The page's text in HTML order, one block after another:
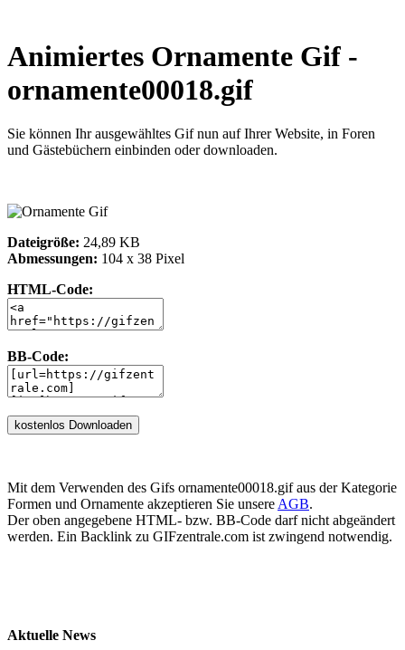
Animiertes Ornamente Gif -
ornamente00018.gif
Sie können Ihr ausgewähltes Gif nun auf Ihrer Website, in Foren
und Gästebüchern einbinden oder downloaden.
Dateigröße: 24,89 KB
Abmessungen: 104 x 38 Pixel
HTML-Code:
BB-Code:
Mit dem Verwenden des Gifs ornamente00018.gif aus der Kategorie
Formen und Ornamente akzeptieren Sie unsere AGB.
Der oben angegebene HTML- bzw. BB-Code darf nicht abgeändert
werden. Ein Backlink zu GIFzentrale.com ist zwingend notwendig.
Aktuelle News